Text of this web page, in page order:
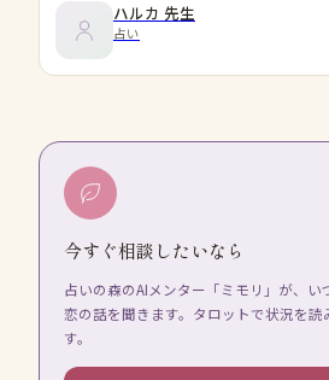
ハルカ 先生
占い
今すぐ相談したいなら
占いの森のAIメンター「ミモリ」が、い
恋の話を聞きます。タロットで状況を読
す。